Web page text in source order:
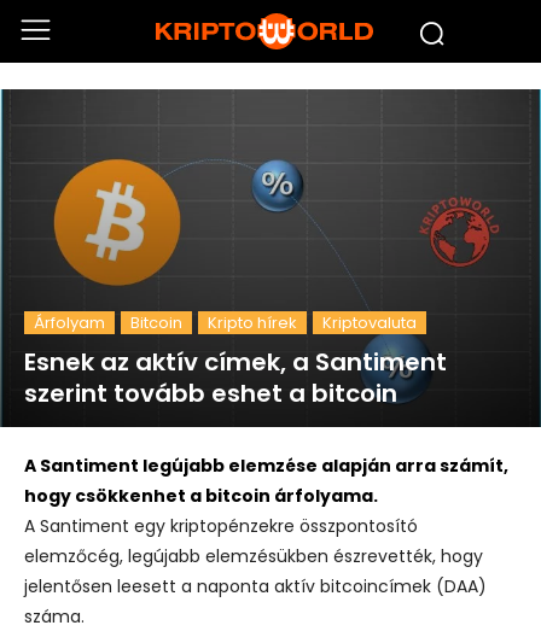
Árfolyam Bitcoin Kripto hírek Kriptovaluta
Esnek az aktív címek, a Santiment
szerint tovább eshet a bitcoin
A Santiment legújabb elemzése alapján arra számít,
hogy csökkenhet a bitcoin árfolyama.
A Santiment egy kriptopénzekre összpontosító
elemzőcég, legújabb elemzésükben észrevették, hogy
jelentősen leesett a naponta aktív bitcoincímek (DAA)
száma.